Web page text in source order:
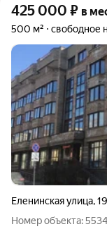
425 000 ₽ в
500 м² свободное
Еленинская улица,19
Номер объекта: